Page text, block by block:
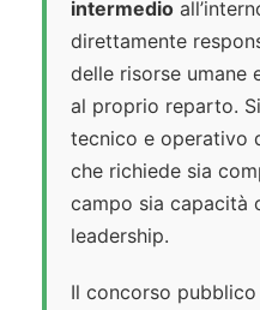
intermedio
direttamente
delle risorse umane
al proprio reparto.
tecnico e operativo
che richiede sia
campo sia capacità
leadership.
Il concorso